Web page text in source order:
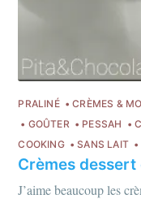
PRALINÉ CRÈMES &
GOÛTER
PESSAH
COOKING
SANS LAIT
Crèmes
J’aime beaucoup les